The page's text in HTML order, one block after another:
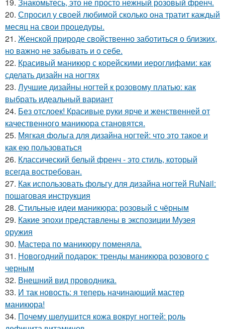
19. Знакомьтесь, это не просто нежный розовый френч.
20. Спросил у своей любимой сколько она тратит каждый
месяц на свои процедуры.
21. Женской природе свойственно заботиться о близких,
но важно не забывать и о себе.
22. Красивый маникюр с корейскими иероглифами: как
сделать дизайн на ногтях
23. Лучшие дизайны ногтей к розовому платью: как
выбрать идеальный вариант
24. Без отслоек! Красивые руки ярче и женственней от
качественного маникюра становятся.
25. Мягкая фольга для дизайна ногтей: что это такое и
как ею пользоваться
26. Классический белый френч - это стиль, который
всегда востребован.
27. Как использовать фольгу для дизайна ногтей RuNail:
пошаговая инструкция
28. Стильные идеи маникюра: розовый с чёрным
29. Какие эпохи представлены в экспозиции Музея
оружия
30. Мастера по маникюру поменяла.
31. Новогодний подарок: тренды маникюра розового с
черным
32. Внешний вид проводника.
33. И так новость: я теперь начинающий мастер
маникюра!
34. Почему шелушится кожа вокруг ногтей: роль